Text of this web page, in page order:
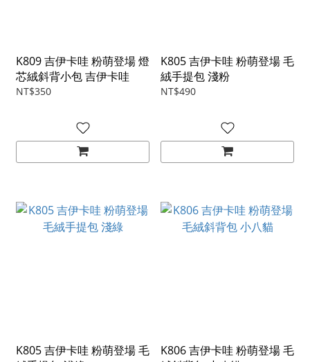
K809 吉伊卡哇 粉萌登場 燈
芯絨斜背小包 吉伊卡哇
NT$350
K805 吉伊卡哇 粉萌登場 毛
絨手提包 淺粉
NT$490
K805 吉伊卡哇 粉萌登場 毛
K806 吉伊卡哇 粉萌登場 毛